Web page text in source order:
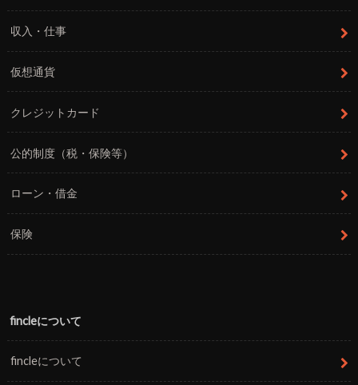
収入・仕事
仮想通貨
クレジットカード
公的制度（税・保険等）
ローン・借金
保険
fincleについて
fincleについて